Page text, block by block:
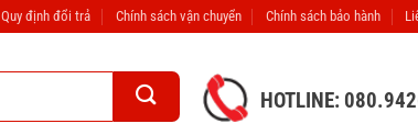
Quy định đổi trả Chính sách vận chuyển Chính sách bảo hành
HOTLINE: